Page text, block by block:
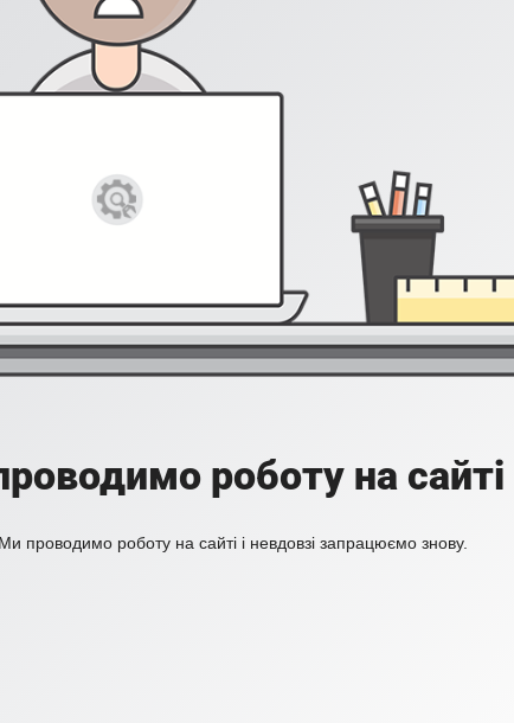
роботу на сайті
проводимо роботу на сайті і невдовзі запрацюємо знову.